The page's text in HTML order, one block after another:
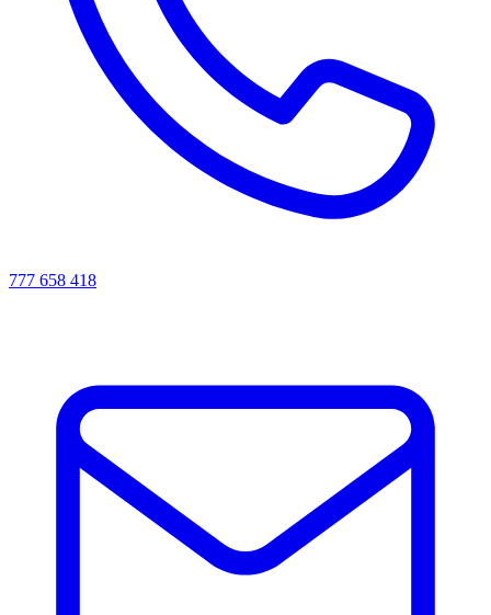
777 658 418